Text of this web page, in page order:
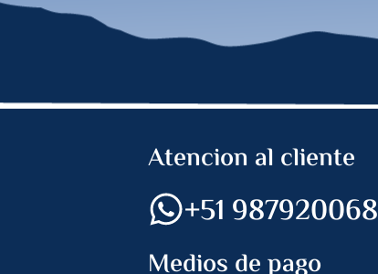
Atencion al cliente
+51 987920068
Medios de pago